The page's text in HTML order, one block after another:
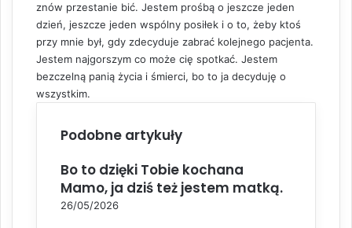
znów przestanie bić. Jestem prośbą o jeszcze jeden
dzień, jeszcze jeden wspólny posiłek i o to, żeby ktoś
przy mnie był, gdy zdecyduje zabrać kolejnego pacjenta.
Jestem najgorszym co może cię spotkać. Jestem
bezczelną panią życia i śmierci, bo to ja decyduję o
wszystkim.
Podobne artykuły
Bo to dzięki Tobie kochana
Mamo, ja dziś też jestem matką.
26/05/2026